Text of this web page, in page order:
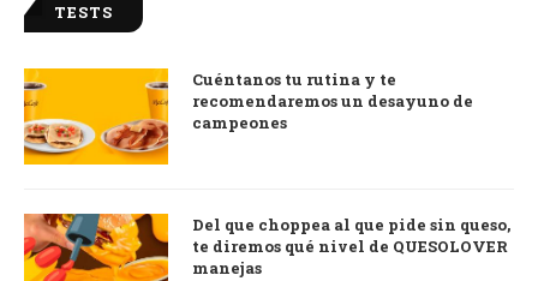
TESTS
Cuéntanos tu rutina y te
recomendaremos un desayuno de
campeones
Del que choppea al que pide sin queso,
te diremos qué nivel de QUESOLOVER
manejas